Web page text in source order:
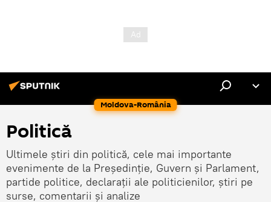
Moldova-România
Politică
Ultimele știri din politică, cele mai importante
evenimente de la Președinție, Guvern și Parlament,
partide politice, declarații ale politicienilor, știri pe
surse, comentarii și analize